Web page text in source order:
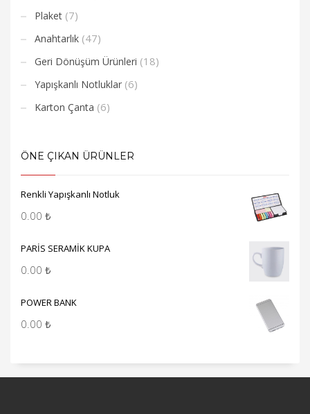
Plaket (7)
Anahtarlık (47)
Geri Dönüşüm Ürünleri (18)
Yapışkanlı Notluklar (6)
Karton Çanta (6)
ÖNE ÇIKAN ÜRÜNLER
Renkli Yapışkanlı Notluk
0.00 ₺
PARİS SERAMİK KUPA
0.00 ₺
POWER BANK
0.00 ₺